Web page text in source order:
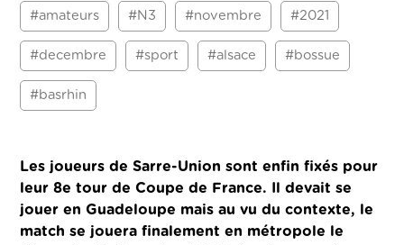
#amateurs #N3 #novembre #2021
#decembre #sport #alsace #bossue
#basrhin
Les joueurs de Sarre-Union sont enfin fixés pour
leur 8e tour de Coupe de France. Il devait se
jouer en Guadeloupe mais au vu du contexte, le
match se jouera finalement en métropole le